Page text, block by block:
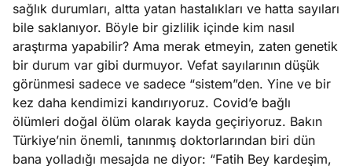
sağlık durumları, altta yatan hastalıkları ve hatta sayıları
bile saklanıyor. Böyle bir gizlilik içinde kim nasıl
araştırma yapabilir? Ama merak etmeyin, zaten genetik
bir durum var gibi durmuyor. Vefat sayılarının düşük
görünmesi sadece ve sadece “sistem”den. Yine ve bir
kez daha kendimizi kandırıyoruz. Covid’e bağlı
ölümleri doğal ölüm olarak kayda geçiriyoruz. Bakın
Türkiye’nin önemli, tanınmış doktorlarından biri dün
bana yolladığı mesajda ne diyor: “Fatih Bey kardeşim,